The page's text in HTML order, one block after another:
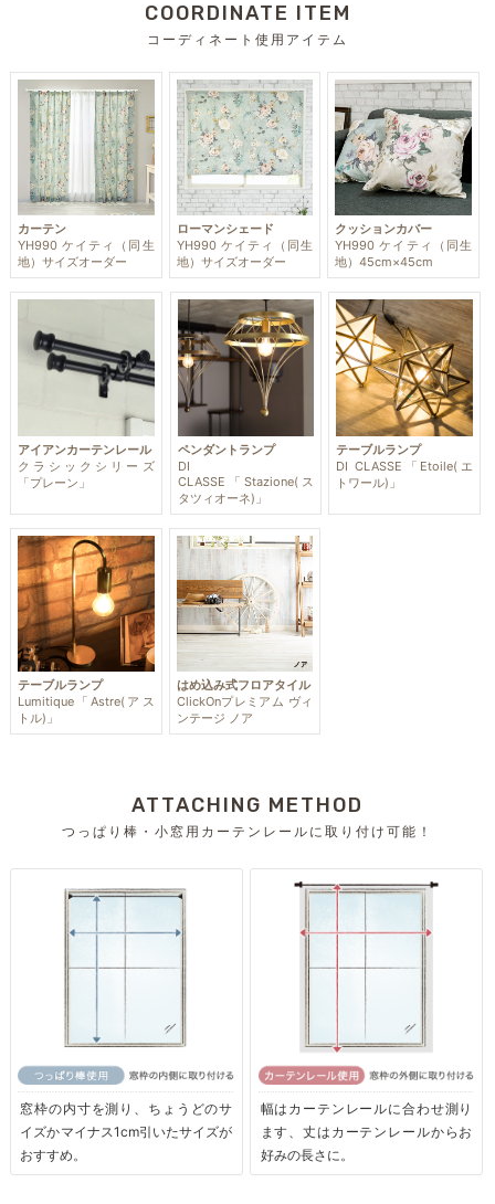
COORDINATE ITEM
コーディネート使用アイテム
カーテン
YH990 ケイティ（同生
地）サイズオーダー
ローマンシェード
YH990 ケイティ（同生
地）サイズオーダー
クッションカバー
YH990 ケイティ（同生
地）45cm×45cm
アイアンカーテンレール
クラシックシリーズ
「プレーン」
ペンダントランプ
DI
CLASSE「Stazione(ス
タツィオーネ)」
テーブルランプ
DI CLASSE「Etoile(エ
トワール)」
テーブルランプ
Lumitique「Astre(アス
トル)」
はめ込み式フロアタイル
ClickOnプレミアム ヴィ
ンテージ ノア
ATTACHING METHOD
つっぱり棒・小窓用カーテンレールに取り付け可能！
窓枠の内寸を測り、ちょうどのサ
イズかマイナス1cm引いたサイズが
おすすめ。
幅はカーテンレールに合わせ測り
ます、丈はカーテンレールからお
好みの長さに。